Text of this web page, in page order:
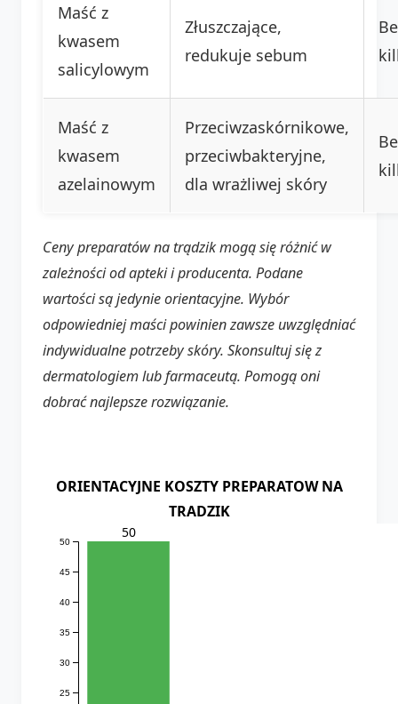
Maść z
kwasem
salicylowym
Złuszczające,
redukuje sebum
Maść z
kwasem
azelainowym
Przeciwzaskórnikowe,
przeciwbakteryjne,
dla wrażliwej skóry
Ceny preparatów na trądzik mogą się różnić w
zależności od apteki i producenta. Podane
wartości są jedynie orientacyjne. Wybór
odpowiedniej maści powinien zawsze uwzględniać
indywidualne potrzeby skóry. Skonsultuj się z
dermatologiem lub farmaceutą. Pomogą oni
dobrać najlepsze rozwiązanie.
ORIENTACYJNE KOSZTY PREPARATOW NA
TRADZIK
25
30
35
40
45
50
50